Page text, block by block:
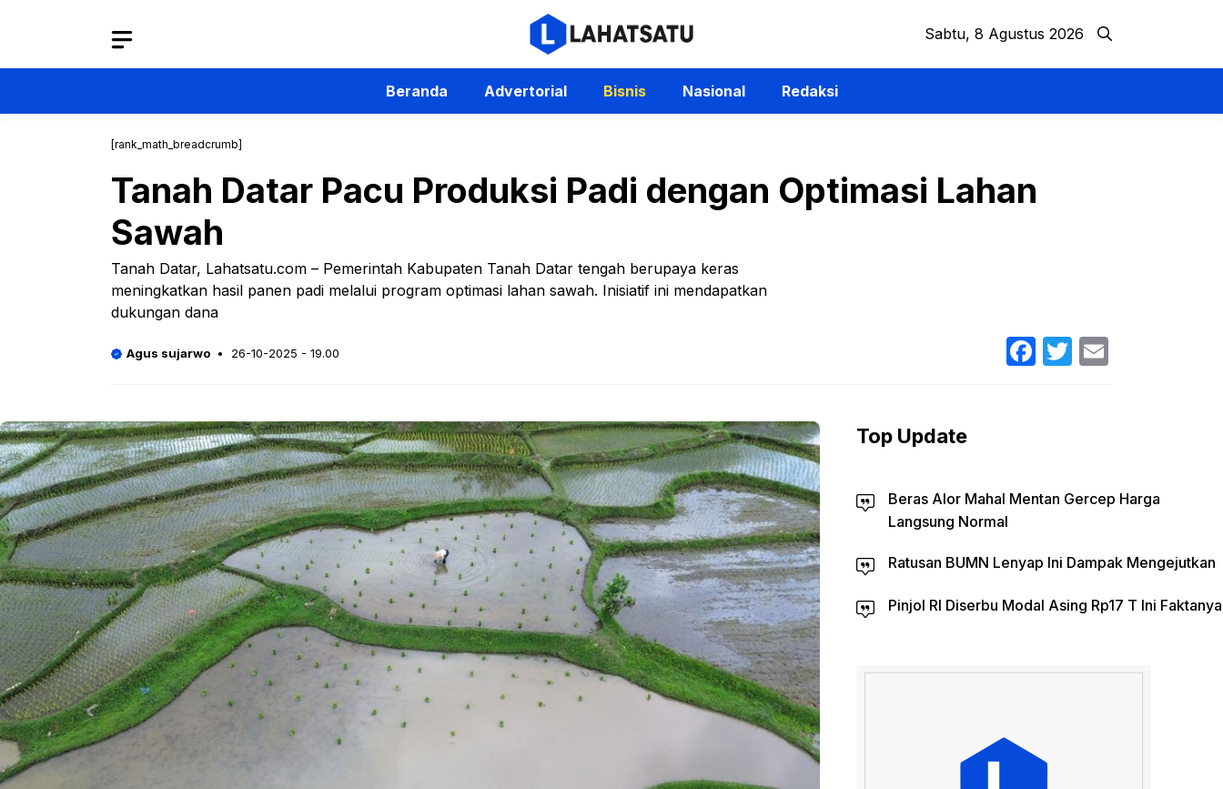
Sabtu, 8 Agustus 2026
Beranda Advertorial Bisnis Nasional Redaksi
[rank_math_breadcrumb]
Tanah Datar Pacu Produksi Padi dengan Optimasi Lahan
Sawah
Tanah Datar, Lahatsatu.com – Pemerintah Kabupaten Tanah Datar tengah berupaya keras
meningkatkan hasil panen padi melalui program optimasi lahan sawah. Inisiatif ini mendapatkan
dukungan dana
Agus sujarwo 26-10-2025 - 19.00 Facebook
Twitter
Top Update
Beras Alor Mahal Mentan Gercep Harga
Langsung Normal
Ratusan BUMN Lenyap Ini Dampak Mengejutkan
Pinjol RI Diserbu Modal Asing Rp17 T Ini Faktanya